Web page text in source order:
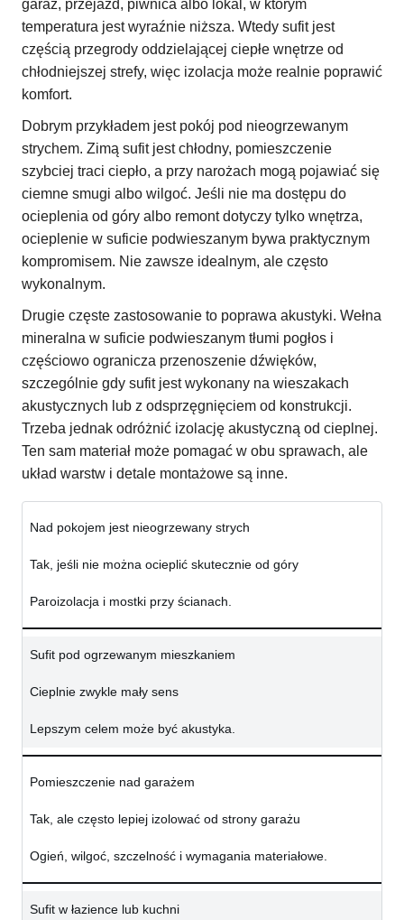
garaż, przejazd, piwnica albo lokal, w którym
temperatura jest wyraźnie niższa. Wtedy sufit jest
częścią przegrody oddzielającej ciepłe wnętrze od
chłodniejszej strefy, więc izolacja może realnie poprawić
komfort.
Dobrym przykładem jest pokój pod nieogrzewanym
strychem. Zimą sufit jest chłodny, pomieszczenie
szybciej traci ciepło, a przy narożach mogą pojawiać się
ciemne smugi albo wilgoć. Jeśli nie ma dostępu do
ocieplenia od góry albo remont dotyczy tylko wnętrza,
ocieplenie w suficie podwieszanym bywa praktycznym
kompromisem. Nie zawsze idealnym, ale często
wykonalnym.
Drugie częste zastosowanie to poprawa akustyki. Wełna
mineralna w suficie podwieszanym tłumi pogłos i
częściowo ogranicza przenoszenie dźwięków,
szczególnie gdy sufit jest wykonany na wieszakach
akustycznych lub z odsprzęgnięciem od konstrukcji.
Trzeba jednak odróżnić izolację akustyczną od cieplnej.
Ten sam materiał może pomagać w obu sprawach, ale
układ warstw i detale montażowe są inne.
Nad pokojem jest nieogrzewany strych
Tak, jeśli nie można ocieplić skutecznie od góry
Paroizolacja i mostki przy ścianach.
Sufit pod ogrzewanym mieszkaniem
Cieplnie zwykle mały sens
Lepszym celem może być akustyka.
Pomieszczenie nad garażem
Tak, ale często lepiej izolować od strony garażu
Ogień, wilgoć, szczelność i wymagania materiałowe.
Sufit w łazience lub kuchni